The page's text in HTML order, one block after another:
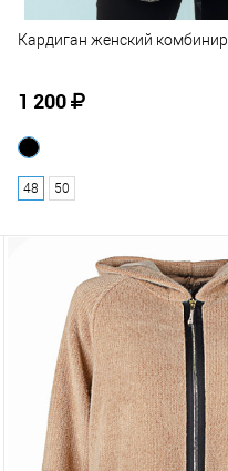
Кардиган женский
1 200
48 50